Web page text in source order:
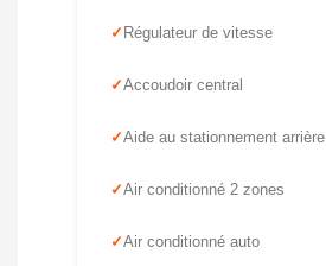
Régulateur de vitesse
Accoudoir central
Aide au stationnement arrière
Air conditionné 2 zones
Air conditionné auto